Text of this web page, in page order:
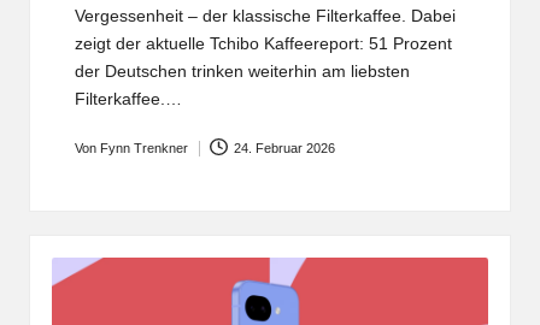
Vergessenheit – der klassische Filterkaffee. Dabei
zeigt der aktuelle Tchibo Kaffeereport: 51 Prozent
der Deutschen trinken weiterhin am liebsten
Filterkaffee.…
Posted
Von Fynn Trenkner 24. Februar 2026